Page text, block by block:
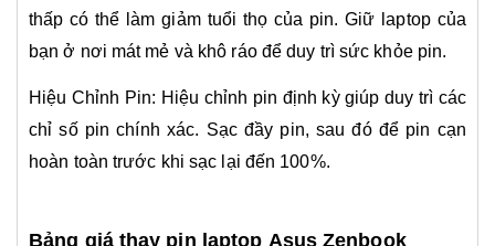
thấp có thể làm giảm tuổi thọ của pin. Giữ laptop của
bạn ở nơi mát mẻ và khô ráo để duy trì sức khỏe pin.
Hiệu Chỉnh Pin: Hiệu chỉnh pin định kỳ giúp duy trì các
chỉ số pin chính xác. Sạc đầy pin, sau đó để pin cạn
hoàn toàn trước khi sạc lại đến 100%.
Bảng giá thay pin laptop Asus Zenbook